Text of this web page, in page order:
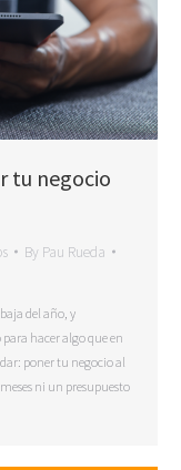
tu negocio
By Pau Rueda
del año, y
hacer algo que en
poner tu negocio al
ni un presupuesto